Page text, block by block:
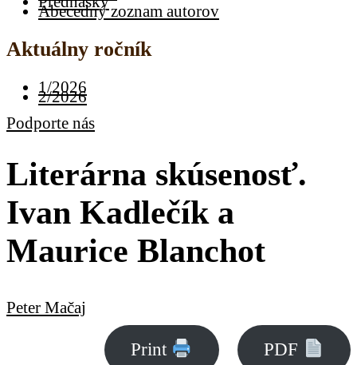
Abecedný zoznam autorov
Aktuálny ročník
1/2026
2/2026
Podporte nás
Literárna skúsenosť.
Ivan Kadlečík a
Maurice Blanchot
Peter Mačaj
Print PDF